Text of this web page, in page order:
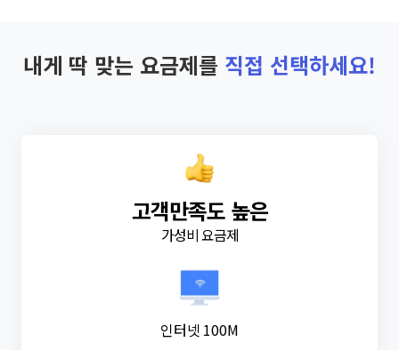
내게 딱 맞는 요금제를 직접 선택하세요!
고객만족도 높은
가성비 요금제
인터넷 100M